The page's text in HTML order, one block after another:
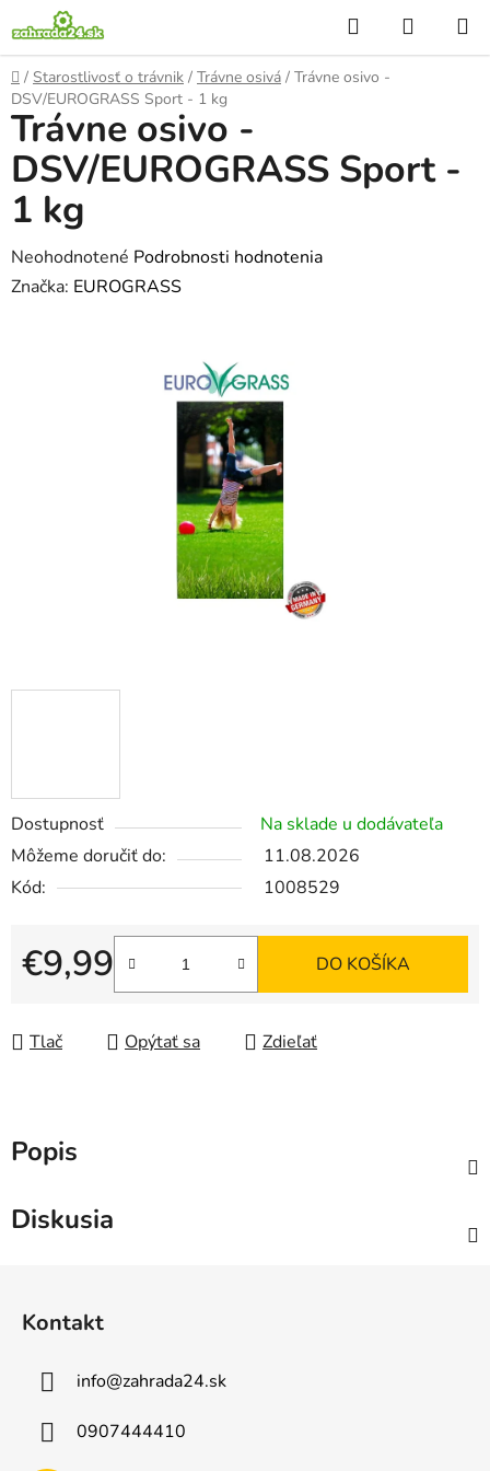
na
obsah
Hľadať
KOŠÍK
Domov
/ Starostlivosť o trávnik / Trávne osivá / Trávne osivo -
DSV/EUROGRASS Sport - 1 kg
Dostupnosť
Na sklade u dodávateľa
Môžeme doručiť do:
11.08.2026
Kód:
1008529
€9,99
Jednotková cena:
DO KOŠÍKA
Tlač Opýtať sa Zdieľať
Trávne osivo -
DSV/EUROGRASS Sport -
1 kg
Priemerné
hodnotenie
Neohodnotené Podrobnosti hodnotenia
Značka: EUROGRASS
Popis
Diskusia
Kontakt
info@zahrada24.sk
0907444410